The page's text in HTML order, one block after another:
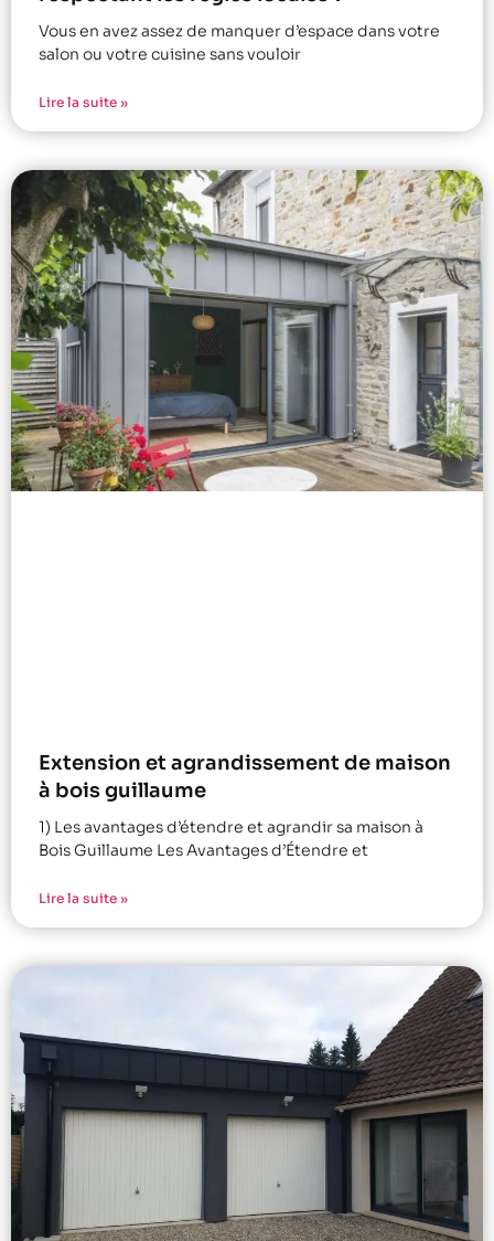
Vous en avez assez de manquer d’espace dans votre
salon ou votre cuisine sans vouloir
Lire la suite »
Extension et agrandissement de maison
à bois guillaume
1) Les avantages d’étendre et agrandir sa maison à
Bois Guillaume Les Avantages d’Étendre et
Lire la suite »